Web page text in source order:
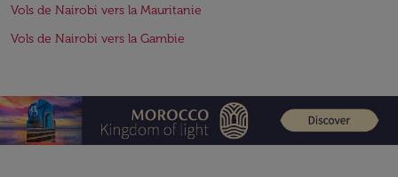
Vols de Nairobi vers la Mauritanie
Vols de Nairobi vers la Gambie